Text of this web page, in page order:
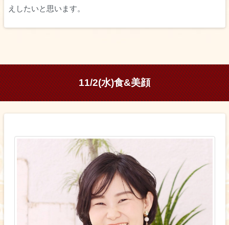
えしたいと思います。
11/2(水)食&美顔